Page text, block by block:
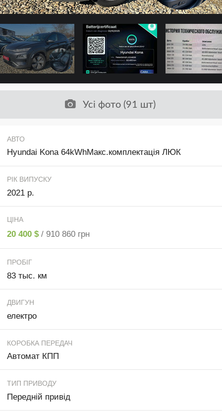
Усі фото (91 шт)
АВТО
Hyundai Kona 64kWhМакс.комплектація ЛЮК
РІК ВИПУСКУ
2021 р.
ЦІНА
20 400 $ / 910 860 грн
ПРОБІГ
83 тыс. км
ДВИГУН
електро
КОРОБКА ПЕРЕДАЧ
Автомат КПП
ТИП ПРИВОДУ
Передній привід